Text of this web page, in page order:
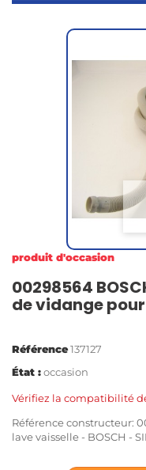
produit d'occasion
00298564
de vidange
Référence137127
État :occasion
Vérifiez la compatibilité
Référence constructeur:
lave vaisselle - BOSCH -